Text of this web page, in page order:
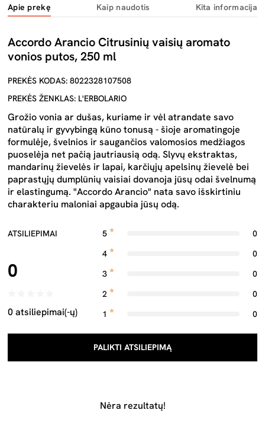
Apie prekę Kaip naudotis Kita informacija
Accordo Arancio Citrusinių vaisių aromato
vonios putos, 250 ml
PREKĖS KODAS: 8022328107508
PREKĖS ŽENKLAS: L'ERBOLARIO
Grožio vonia ar dušas, kuriame ir vėl atrandate savo
natūralų ir gyvybingą kūno tonusą - šioje aromatingoje
formulėje, švelnios ir saugančios valomosios medžiagos
puoselėja net pačią jautriausią odą. Slyvų ekstraktas,
mandarinų žievelės ir lapai, karčiųjų apelsinų žievelė bei
paprastųjų dumplūnių vaisiai dovanoja jūsų odai švelnumą
ir elastingumą. "Accordo Arancio" nata savo išskirtiniu
charakteriu maloniai apgaubia jūsų odą.
ATSILIEPIMAI
0
0 atsiliepimai(-ų)
5
0
4
0
3
0
2
0
1
0
PALIKTI ATSILIEPIMĄ
Nėra rezultatų!